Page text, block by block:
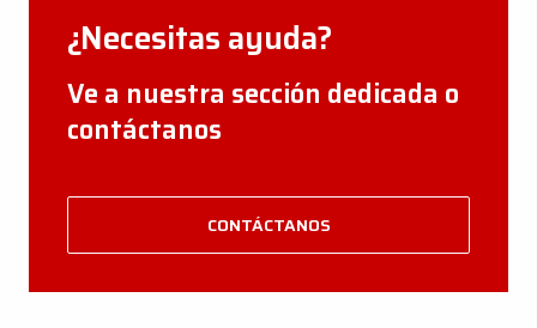
¿Necesitas ayuda?
Ve a nuestra sección dedicada o
contáctanos
CONTÁCTANOS